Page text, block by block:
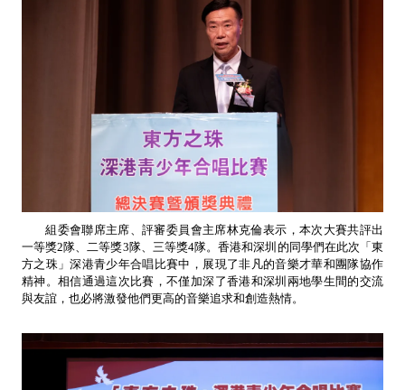
組委會聯席主席、評審委員會主席林克倫表示，本次大賽共評出
一等獎2隊、二等獎3隊、三等獎4隊。香港和深圳的同學們在此次「東
方之珠」深港青少年合唱比賽中，展現了非凡的音樂才華和團隊協作
精神。相信通過這次比賽，不僅加深了香港和深圳兩地學生間的交流
與友誼，也必將激發他們更高的音樂追求和創造熱情。